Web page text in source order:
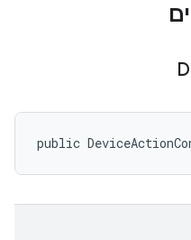
public